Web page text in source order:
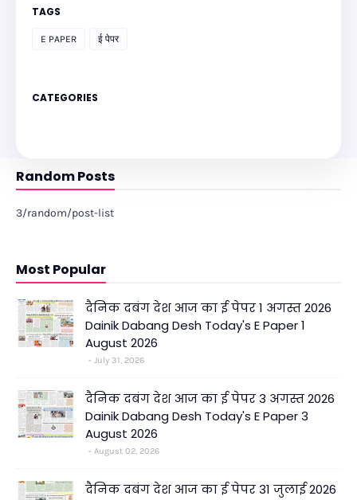
TAGS
E PAPER ई पेपर
CATEGORIES
Random Posts
3/random/post-list
Most Popular
दैनिक दबंग देश आज का ई पेपर 1 अगस्त 2026
Dainik Dabang Desh Today's E Paper 1
August 2026
July 31, 2026
दैनिक दबंग देश आज का ई पेपर 3 अगस्त 2026
Dainik Dabang Desh Today's E Paper 3
August 2026
August 02, 2026
दैनिक दबंग देश आज का ई पेपर 31 जुलाई 2026